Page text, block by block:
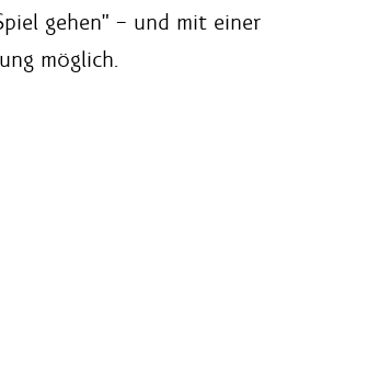
gehen" – und mit einer
möglich.